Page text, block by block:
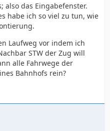
also das Eingabefenster.
habe ich so viel zu tun, wie
Laufweg vor indem ich
STW der Zug will
alle Fahrwege der
Bahnhofs rein?